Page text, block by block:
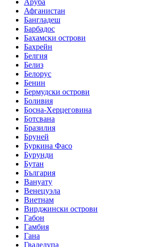
Афганистан
Бангладеш
Барбадос
Бахамски острови
Бахрейн
Белгия
Белиз
Белорус
Бенин
Бермудски острови
Боливия
Босна-Херцеговина
Ботсвана
Бразилия
Бруней
Буркина Фасо
Бурунди
Бутан
България
Вануату
Венецуэла
Виетнам
Вирджински острови
Габон
Гамбия
Гана
Гваделупа